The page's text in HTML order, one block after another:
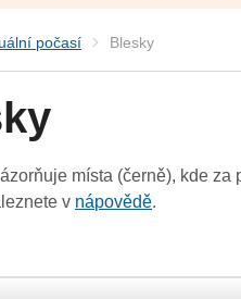
počasí Blesky
místa (černě), kde
v nápovědě.